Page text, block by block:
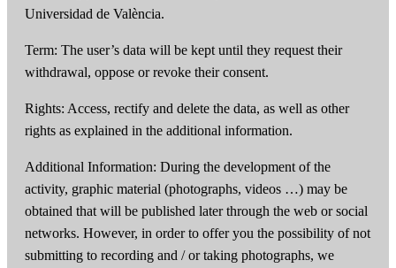
Universidad de València.
Term: The user’s data will be kept until they request their
withdrawal, oppose or revoke their consent.
Rights: Access, rectify and delete the data, as well as other
rights as explained in the additional information.
Additional Information: During the development of the
activity, graphic material (photographs, videos …) may be
obtained that will be published later through the web or social
networks. However, in order to offer you the possibility of not
submitting to recording and / or taking photographs, we